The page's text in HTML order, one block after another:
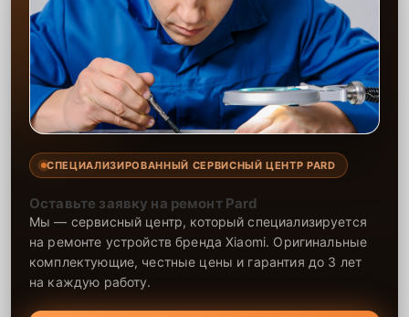
СПЕЦИАЛИЗИРОВАННЫЙ СЕРВИСНЫЙ ЦЕНТР PARD
Оставьте заявку на ремонт Pard
Мы — сервисный центр, который специализируется
на ремонте устройств бренда Xiaomi. Оригинальные
комплектующие, честные цены и гарантия до 3 лет
на каждую работу.